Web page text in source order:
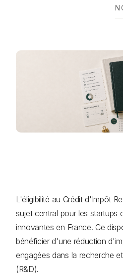
L'éligibilité au Crédit d'Impôt
sujet central pour les startups
innovantes en France. Ce
bénéficier d'une réduction
engagées dans la recherche
(R&D).